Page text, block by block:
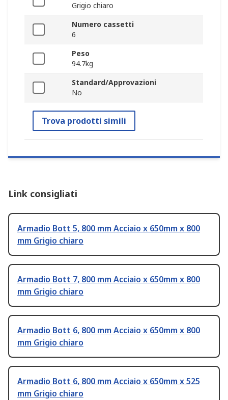
Grigio chiaro
Numero cassetti
6
Peso
94.7kg
Standard/Approvazioni
No
Trova prodotti simili
Link consigliati
Armadio Bott 5, 800 mm Acciaio x 650mm x 800
mm Grigio chiaro
Armadio Bott 7, 800 mm Acciaio x 650mm x 800
mm Grigio chiaro
Armadio Bott 6, 800 mm Acciaio x 650mm x 800
mm Grigio chiaro
Armadio Bott 6, 800 mm Acciaio x 650mm x 525
mm Grigio chiaro